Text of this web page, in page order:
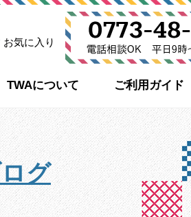
お気に入り
TWAについて ご利用ガイド
グ